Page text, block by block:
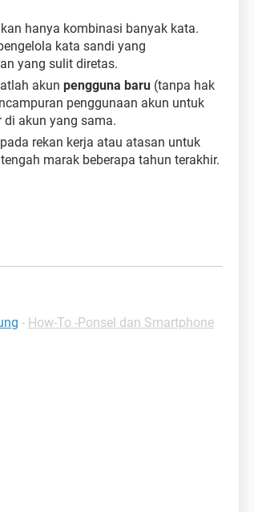
hanya kombinasi banyak kata.
kata sandi yang
yang sulit diretas.
akun pengguna baru (tanpa hak
penggunaan akun untuk
akun yang sama.
rekan kerja atau atasan untuk
marak beberapa tahun terakhir.
- How-To -Ponsel dan Smartphone